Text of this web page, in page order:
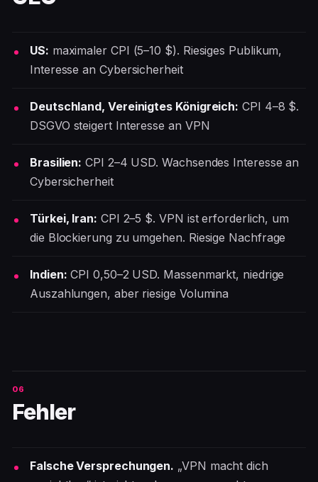
US: maximaler CPI (5–10 $). Riesiges Publikum,
Interesse an Cybersicherheit
Deutschland, Vereinigtes Königreich: CPI 4–8 $.
DSGVO steigert Interesse an VPN
Brasilien: CPI 2–4 USD. Wachsendes Interesse an
Cybersicherheit
Türkei, Iran: CPI 2–5 $. VPN ist erforderlich, um
die Blockierung zu umgehen. Riesige Nachfrage
Indien: CPI 0,50–2 USD. Massenmarkt, niedrige
Auszahlungen, aber riesige Volumina
Fehler
Falsche Versprechungen. „VPN macht dich